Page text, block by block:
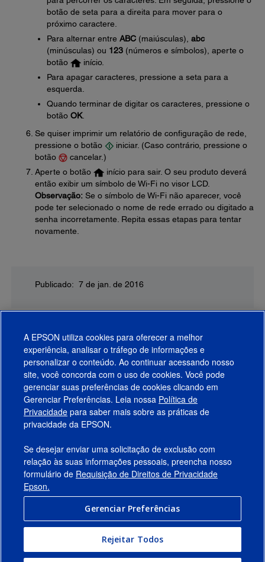
botão de seta para a direita para mover para o
próximo caractere.
Para alternar entre ABC (maiúsculas), abc
(minúsculas) ou 123 (números e símbolos), aperte o
botão
início.
Para apagar caracteres, pressione a seta para a
esquerda.
Quando terminar de digitar os caracteres, pressione o
botão OK.
Se quiser imprimir um relatório de configuração de rede,
pressione o botão
iniciar. (Caso contrário, pressione o
botão
cancelar.)
Aperte o botão
início para sair. O seu produto deverá
então exibir um símbolo de Wi-Fi no visor LCD.
Observação: Se o símbolo de Wi-Fi não aparecer, você
pode ter selecionado o nome de rede errado ou digitado a
senha incorretamente. Repita essas etapas para tentar
novamente.
Publicado: 7 de jan. de 2016
Produtos
Suporte
Links Sugeridos
Empresa
Conecte-se com a Epson
A EPSON utiliza cookies para oferecer a melhor
experiência, analisar o tráfego de informações e
personalizar o conteúdo. Ao continuar acessando nosso
site, você concorda com o uso de cookies. Você pode
gerenciar suas preferências de cookies clicando em
Gerenciar Preferências. Leia nossa Política de
Privacidade para saber mais sobre as práticas de
privacidade da EPSON.
Se desejar enviar uma solicitação de exclusão com
relação às suas informações pessoais, preencha nosso
formulário de Requisição de Direitos de Privacidade
Epson.
Gerenciar Preferências
Rejeitar Todos